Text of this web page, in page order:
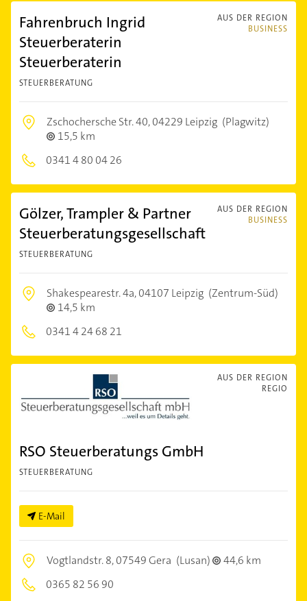
AUS DER REGION
BUSINESS
Fahrenbruch Ingrid
Steuerberaterin
Steuerberaterin
STEUERBERATUNG
Zschochersche Str. 40,04229 Leipzig (Plagwitz)
15,5 km
0341 4 80 04 26
AUS DER REGION
BUSINESS
Gölzer, Trampler & Partner
Steuerberatungsgesellschaft
STEUERBERATUNG
Shakespearestr. 4a,04107 Leipzig (Zentrum-Süd)
14,5 km
0341 4 24 68 21
AUS DER REGION
REGIO
RSO Steuerberatungs GmbH
STEUERBERATUNG
E-Mail
Vogtlandstr. 8,07549 Gera (Lusan)
44,6 km
0365 82 56 90